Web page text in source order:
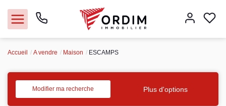
Acheter
Accueil A vendre Maison ESCAMPS
Modifier ma recherche Plus d'options